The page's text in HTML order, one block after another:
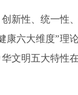
新性、统一性
六大维度”理
文明五大特性